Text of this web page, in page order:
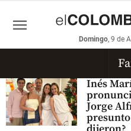
económicos
Colombia
Domingo, 9 de
menu
Inés
Jorge
presunto